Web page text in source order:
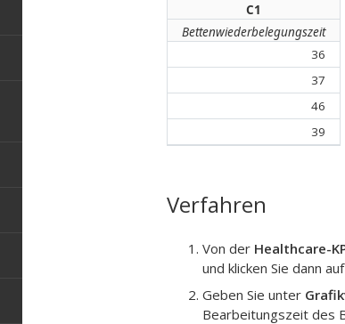
C1
Bettenwiederbelegungszeit
36
37
46
39
Verfahren
Von der Healthcare-
und klicken Sie dann auf
Geben Sie unter
Bearbeitungszeit des